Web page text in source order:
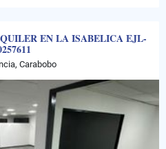
EN LA ISABELICA EJL-
Carabobo